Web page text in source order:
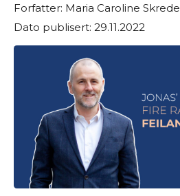
Forfatter: Maria Caroline Skrede
Dato publisert: 29.11.2022